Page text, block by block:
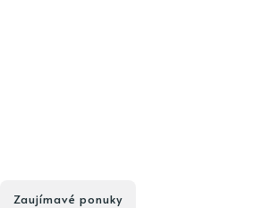
Zaujímavé ponuky